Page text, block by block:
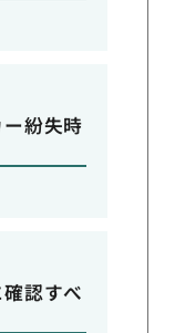
紛失時
認すべ